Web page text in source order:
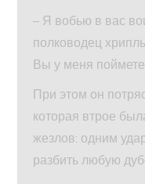
– Я вобью в вас
полководец
Вы у меня
При этом он
которая втрое
жезлов: одним
разбить любую